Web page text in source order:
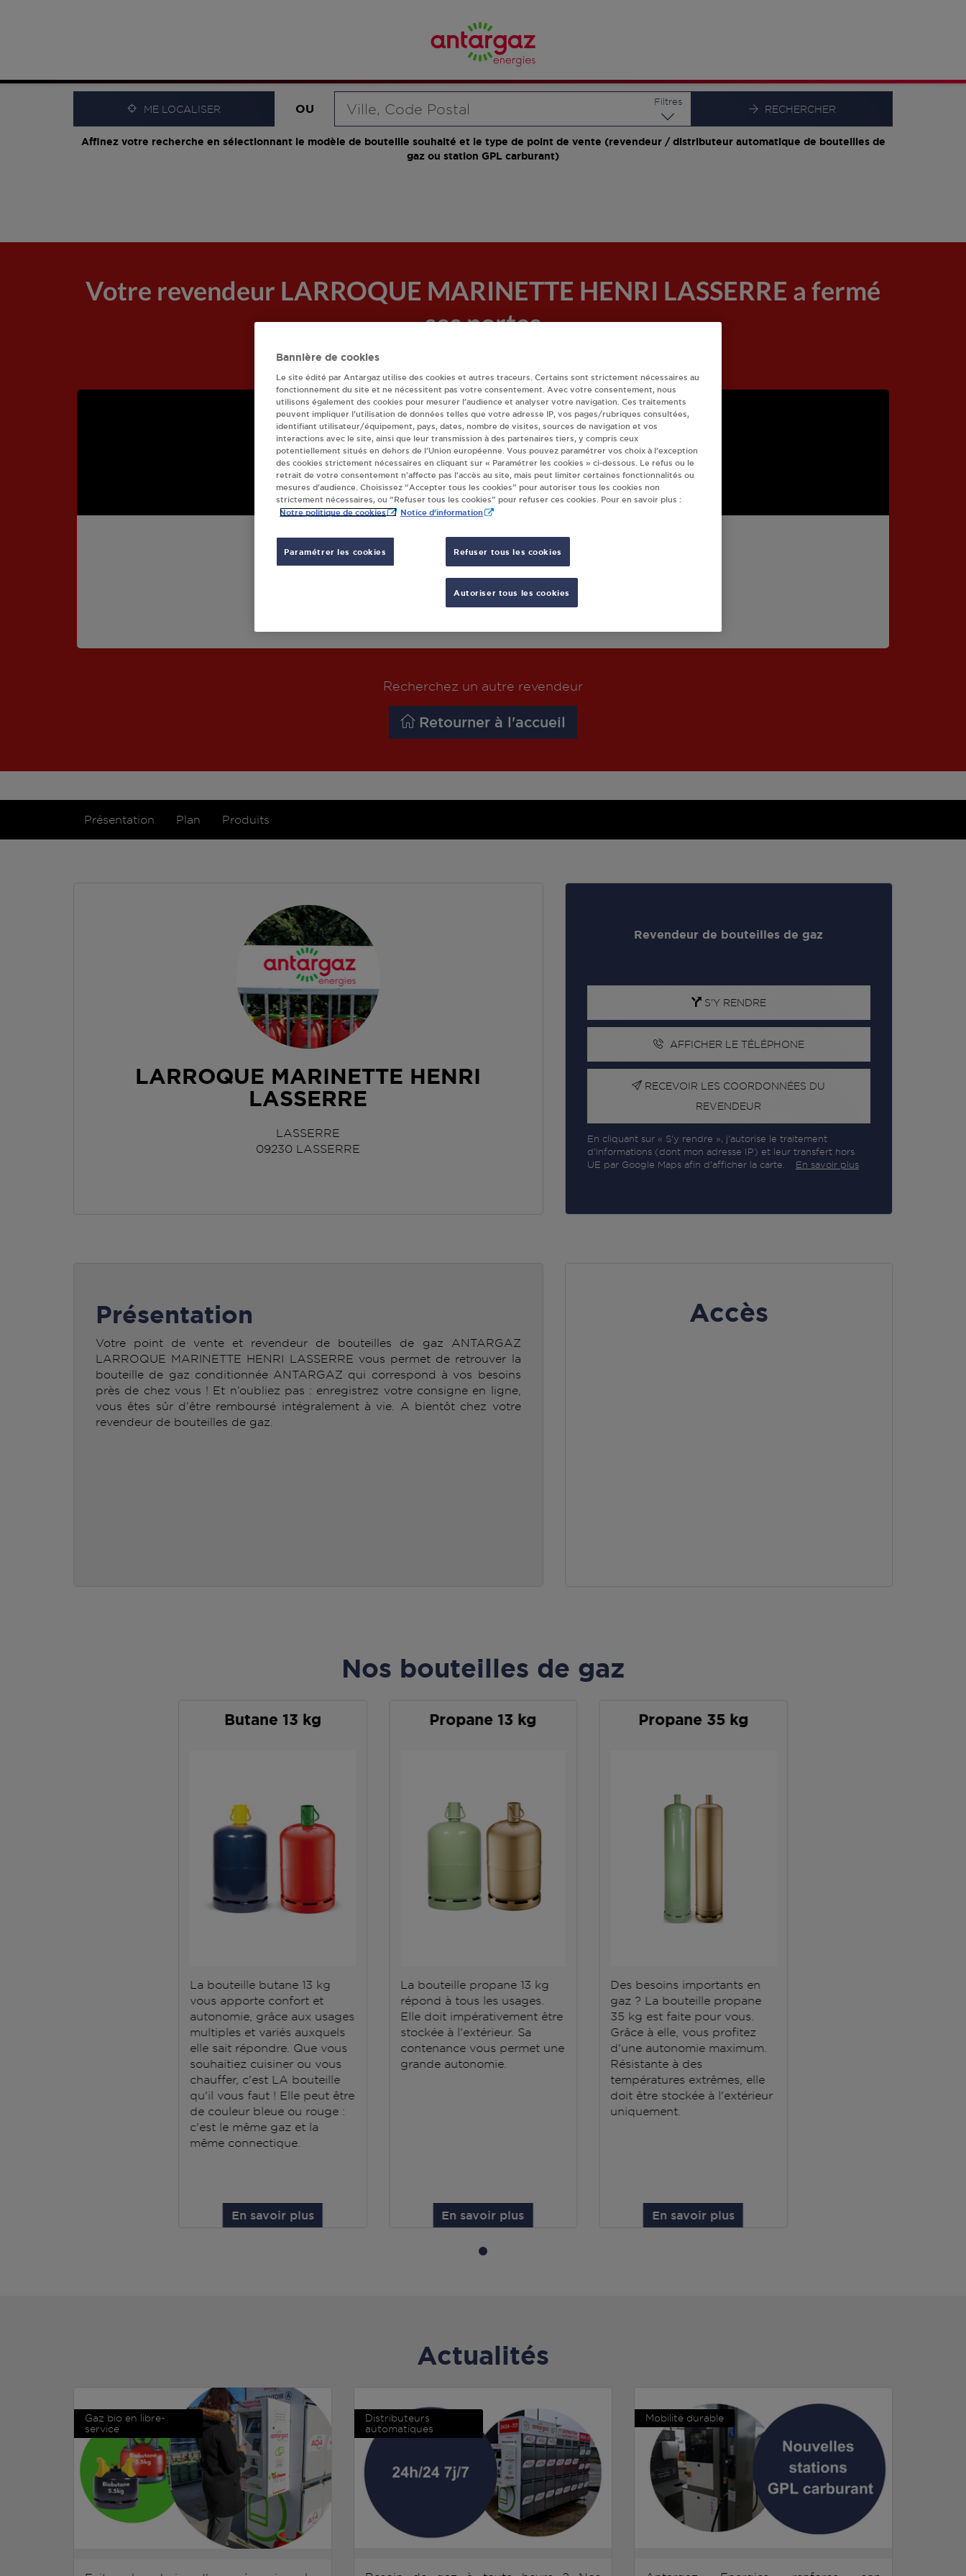
ME LOCALISER OU
Filtres
RECHERCHER
Affinez votre recherche en sélectionnant le modèle de bouteille souhaité et le type de point de vente (revendeur / distributeur automatique de bouteilles de
gaz ou station GPL carburant)
Votre revendeur LARROQUE MARINETTE HENRI LASSERRE a fermé
ses portes
Retrouvez nos revendeurs les plus proches !
RELAIS DU VOLP ROUX LYDIE MERIGON
STATION ELF
09230MERIGON
AFFICHER LE TÉLÉPHONE
Recherchez un autre revendeur
Retourner à l'accueil
Présentation Plan Produits
LARROQUE MARINETTE HENRI
LASSERRE
LASSERRE
09230 LASSERRE
Revendeur de bouteilles de gaz
S'Y RENDRE
AFFICHER LE TÉLÉPHONE
RECEVOIR LES COORDONNÉES DU
REVENDEUR
En cliquant sur « S’y rendre », j’autorise le traitement
d’informations (dont mon adresse IP) et leur transfert hors
UE par Google Maps afin d’afficher la carte.
En savoir plus
Accès
Présentation
Votre point de vente et revendeur de bouteilles de gaz ANTARGAZ
LARROQUE MARINETTE HENRI LASSERRE vous permet de retrouver la
bouteille de gaz conditionnée ANTARGAZ qui correspond à vos besoins
près de chez vous ! Et n’oubliez pas : enregistrez votre consigne en ligne,
vous êtes sûr d’être remboursé intégralement à vie. A bientôt chez votre
revendeur de bouteilles de gaz.
Nos bouteilles de gaz
Butane 13 kg
La bouteille butane 13 kg
vous apporte confort et
autonomie, grâce aux usages
multiples et variés auxquels
elle sait répondre. Que vous
souhaitiez cuisiner ou vous
chauffer, c'est LA bouteille
qu'il vous faut ! Elle peut être
de couleur bleue ou rouge :
c'est le même gaz et la
même connectique.
En savoir plus
Propane 13 kg
La bouteille propane 13 kg
répond à tous les usages.
Elle doit impérativement être
stockée à l'extérieur. Sa
contenance vous permet une
grande autonomie.
En savoir plus
Propane 35 kg
Des besoins importants en
gaz ? La bouteille propane
35 kg est faite pour vous.
Grâce à elle, vous profitez
d'une autonomie maximum.
Résistante à des
températures extrêmes, elle
doit être stockée à l'extérieur
uniquement.
En savoir plus
Actualités
Gaz bio en libre-
service
Distributeurs
automatiques
Mobilité durable
Bannière de cookies
Le site édité par Antargaz utilise des cookies et autres traceurs. Certains sont strictement nécessaires au
fonctionnement du site et ne nécessitent pas votre consentement. Avec votre consentement, nous
utilisons également des cookies pour mesurer l’audience et analyser votre navigation. Ces traitements
peuvent impliquer l’utilisation de données telles que votre adresse IP, vos pages/rubriques consultées,
identifiant utilisateur/équipement, pays, dates, nombre de visites, sources de navigation et vos
interactions avec le site, ainsi que leur transmission à des partenaires tiers, y compris ceux
potentiellement situés en dehors de l’Union européenne. Vous pouvez paramétrer vos choix à l’exception
des cookies strictement nécessaires en cliquant sur « Paramétrer les cookies » ci-dessous. Le refus ou le
retrait de votre consentement n’affecte pas l’accès au site, mais peut limiter certaines fonctionnalités ou
mesures d’audience. Choisissez “Accepter tous les cookies” pour autoriser tous les cookies non
strictement nécessaires, ou “Refuser tous les cookies” pour refuser ces cookies. Pour en savoir plus :
Notre politique de cookies Notice d'information
Paramétrer les cookies Refuser tous les cookies
Autoriser tous les cookies